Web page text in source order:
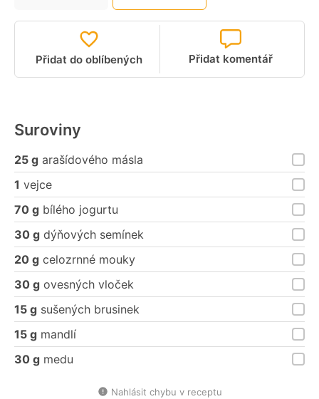
Přidat do oblíbených Přidat komentář
Suroviny
25 g arašídového másla
1 vejce
70 g bílého jogurtu
30 g dýňových semínek
20 g celozrnné mouky
30 g ovesných vloček
15 g sušených brusinek
15 g mandlí
30 g medu
Nahlásit chybu v receptu